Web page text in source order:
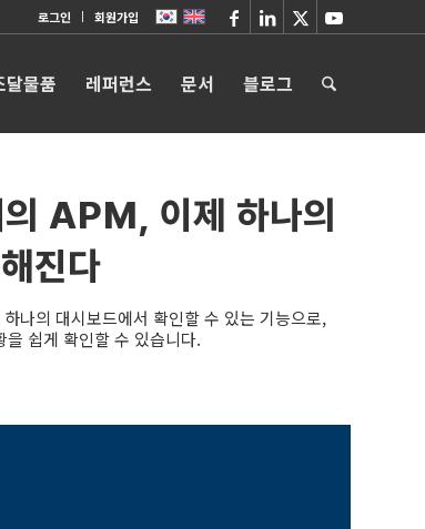
로그인 회원가입
달물품 레퍼런스 문서 블로그
APM, 이제 하나의
진다
나의 대시보드에서 확인할 수 있는 기능으로,
쉽게 확인할 수 있습니다.